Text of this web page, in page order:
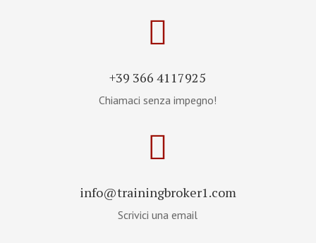

+39 366 4117925
Chiamaci senza impegno!

info@trainingbroker1.com
Scrivici una email